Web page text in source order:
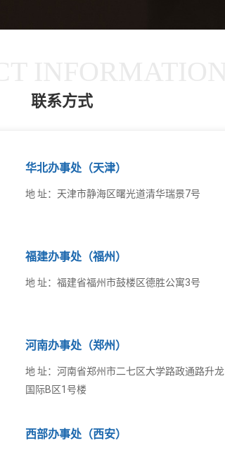
联系方式
华北办事处（天津）
地 址：天津市静海区曙光道清华瑞景7号
福建办事处（福州）
地 址：福建省福州市鼓楼区德胜公寓3号
河南办事处（郑州）
地 址：河南省郑州市二七区大学路政通路升龙
国际B区1号楼
西部办事处（西安）